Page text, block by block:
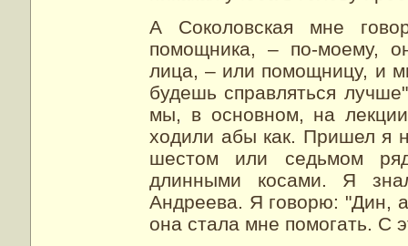
А Соколовская мне
помощника, – по-моему,
лица, – или помощницу, и
будешь справляться
мы, в основном, на
ходили абы как. Пришел я
шестом или седьмом
длинными косами. Я
Андреева. Я говорю: "Дин,
она стала мне помогать. С